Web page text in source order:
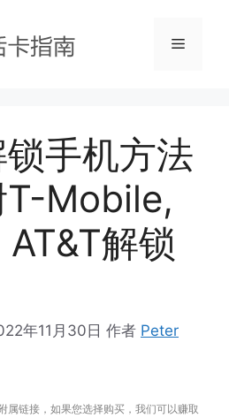
菜
手机方法
Mobile,
解锁
年11月30日 作者 Peter
属链接，如果您选择购买，我们可以赚取